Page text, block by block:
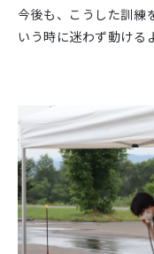
今後も、こうした訓練
いう時に迷わず動ける